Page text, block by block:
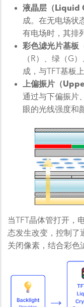
液晶层（Liquid
成。在无电场状
有电场时，其排
彩色滤光片基板
（R）、绿（G
成，与TFT基板
上偏振片（
通过与下偏振片
眼的光线强度和
当TFT晶体管打开，
态发生改变，控制了
关闭像素，结合彩色